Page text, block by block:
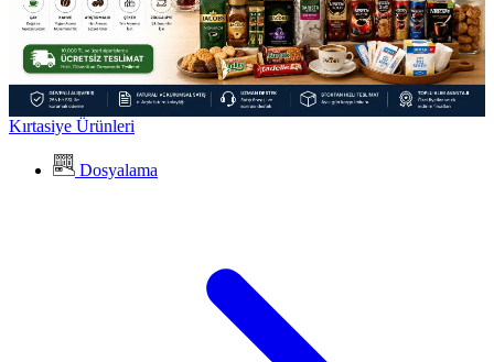
Kırtasiye Ürünleri
Dosyalama